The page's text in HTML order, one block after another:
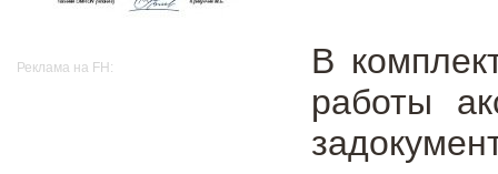
Реклама на FH:
В
работы